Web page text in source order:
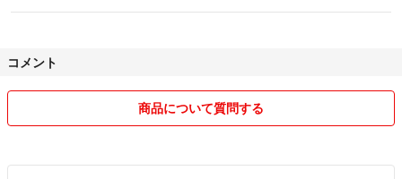
コメント
商品について質問する